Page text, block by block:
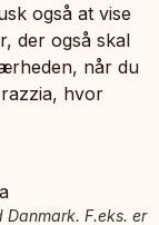
også at vise
der også skal
når du
hvor
Danmark. F.eks. er